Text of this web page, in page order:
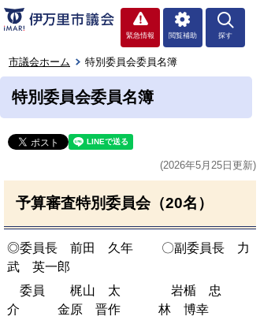
緊急情報 閲覧補助 探す
市議会ホーム 特別委員会委員名簿
特別委員会委員名簿
(2026年5月25日更新)
予算審査特別委員会（20名）
◎委員長 前田 久年 〇副委員長 力
武 英一郎
委員 梶山 太 岩楯 忠
介 金原 晋作 林 博幸